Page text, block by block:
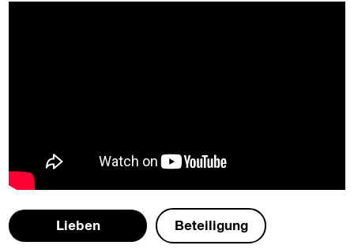
Lieben Beteili­gung